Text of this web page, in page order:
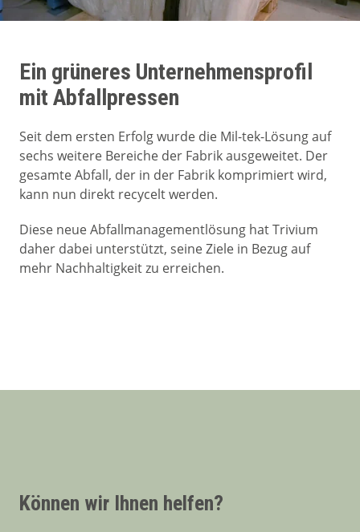
Ein grüneres Unternehmensprofil
mit Abfallpressen
Seit dem ersten Erfolg wurde die Mil-tek-Lösung auf
sechs weitere Bereiche der Fabrik ausgeweitet. Der
gesamte Abfall, der in der Fabrik komprimiert wird,
kann nun direkt recycelt werden.
Diese neue Abfallmanagementlösung hat Trivium
daher dabei unterstützt, seine Ziele in Bezug auf
mehr Nachhaltigkeit zu erreichen.
Können wir Ihnen helfen?